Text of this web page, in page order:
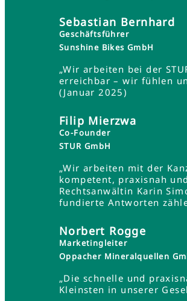
Sebastian Bernhard
Geschäftsführer
Sunshine Bikes GmbH
„Wir arbeiten bei der
erreichbar – wir fühlen
(Januar 2025)
Filip Mierzwa
Co-Founder
STUR GmbH
„Wir arbeiten mit der
kompetent, praxisnah
Rechtsanwältin Karin
fundierte Antworten
Norbert Rogge
Marketingleiter
Oppacher Mineralquellen
„Die schnelle und
Kleinsten in unserer